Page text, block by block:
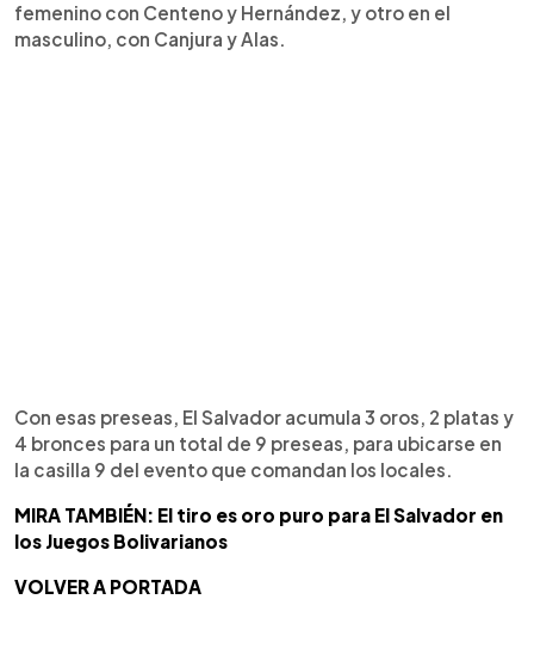
femenino con Centeno y Hernández, y otro en el
masculino, con Canjura y Alas.
Con esas preseas, El Salvador acumula 3 oros, 2 platas y
4 bronces para un total de 9 preseas, para ubicarse en
la casilla 9 del evento que comandan los locales.
MIRA TAMBIÉN: El tiro es oro puro para El Salvador en
los Juegos Bolivarianos
VOLVER A PORTADA